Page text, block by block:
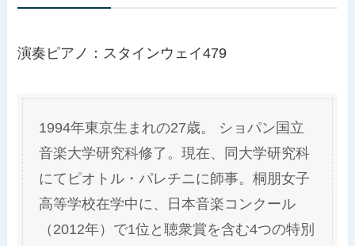
演奏ピアノ：スタインウェイ479
1994年東京生まれの27歳。 ショパン国立
音楽大学研究科修了。現在、同大学研究科
にてピオトル・パレチニに師事。桐朋女子
高等学校在学中に、日本音楽コンクール
（2012年）で1位と聴衆賞を含む4つの特別